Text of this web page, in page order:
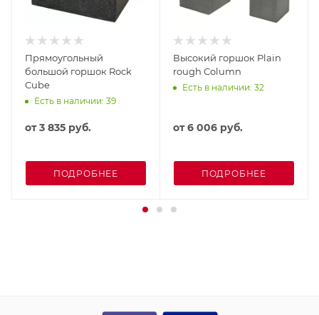
Прямоугольный
большой горшок Rock
Cube
Есть в наличии: 39
от3 835 руб.
ПОДРОБНЕЕ
Высокий горшок Plain
rough Column
Есть в наличии: 32
от6 006 руб.
ПОДРОБНЕЕ